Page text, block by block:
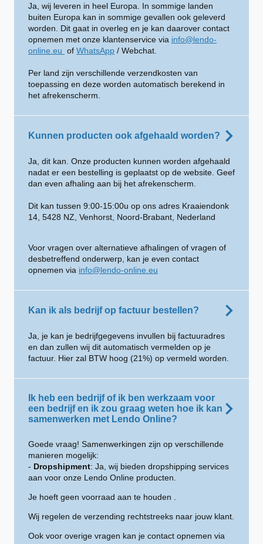
Ja, wij leveren in heel Europa. In sommige landen
buiten Europa kan in sommige gevallen ook geleverd
worden. Dit gaat in overleg en je kan daarover contact
opnemen met onze klantenservice via info@lendo-
online.eu of WhatsApp / Webchat.
Per land zijn verschillende verzendkosten van
toepassing en deze worden automatisch berekend in
het afrekenscherm.
Kunnen producten ook afgehaald worden?
Ja, dit kan. Onze producten kunnen worden afgehaald
nadat er een bestelling is geplaatst op de website. Geef
dan even afhaling aan bij het afrekenscherm.
Dit kan tussen 9:00-15:00u op ons adres Kraaiendonk
14, 5428 NZ, Venhorst, Noord-Brabant, Nederland
Voor vragen over alternatieve afhalingen of vragen of
desbetreffend onderwerp, kan je even contact
opnemen via info@lendo-online.eu
Kan ik als bedrijf op factuur bestellen?
Ja, je kan je bedrijfgegevens invullen bij factuuradres
en dan zullen wij dit automatisch vermelden op je
factuur. Hier zal BTW hoog (21%) op vermeld worden.
Ik heb een bedrijf of ik ben werkzaam voor
een bedrijf en ik zou graag weten hoe ik kan
samenwerken met Lendo Online?
Goede vraag! Samenwerkingen zijn op verschillende
manieren mogelijk:
- Dropshipment: Ja, wij bieden dropshipping services
aan voor onze Lendo Online producten.
Je hoeft geen voorraad aan te houden .
Wij regelen de verzending rechtstreeks naar jouw klant.
Ook voor overige vragen kan je contact opnemen via